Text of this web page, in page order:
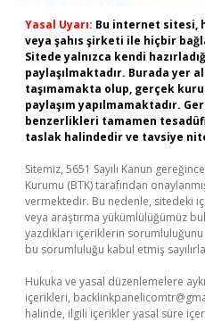
Yasal Uyarı: Bu internet sitesi,
veya şahıs şirketi ile hiçbir
Sitede yalnızca kendi
paylaşılmaktadır. Burada yer
taşımamakta olup, gerçek
paylaşım yapılmamaktadır.
benzerlikleri tamamen
taslak halindedir ve tavsiye
Sitemiz, 5651 Sayılı Kanun
Kurumu (BTK) tarafından
vermektedir. Bu nedenle, sitedeki
veya araştırma yükümlülüğümüz
yazdıkları içeriklerin
bu sorumluluğu kabul etmiş
Hukuka ve yasal düzenlemelere
içerikleri,
halinde, ilgili içerikler yasal süre